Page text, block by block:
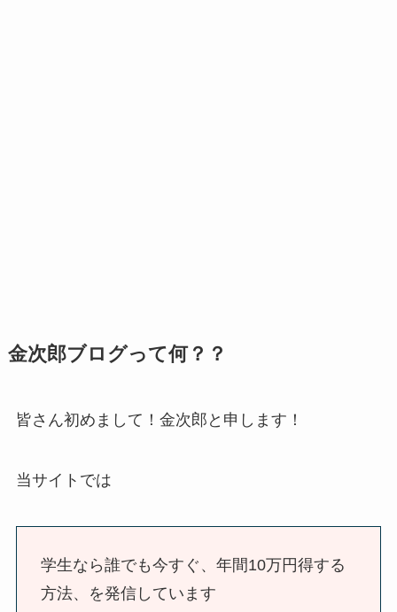
金次郎ブログって何？？
皆さん初めまして！金次郎と申します！
当サイトでは
学生なら誰でも今すぐ、年間10万円得する
方法、を発信しています